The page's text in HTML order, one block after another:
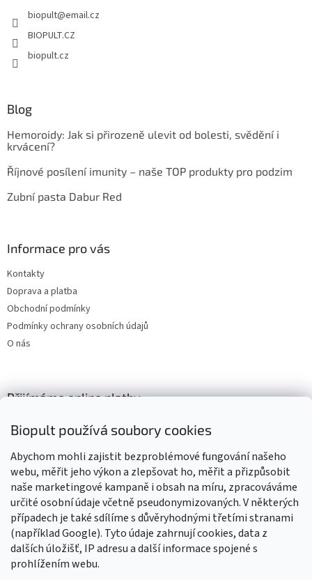
Biopult používá soubory cookies
Abychom mohli zajistit bezproblémové fungování našeho
webu, měřit jeho výkon a zlepšovat ho, měřit a přizpůsobit
naše marketingové kampaně i obsah na míru, zpracováváme
určité osobní údaje včetně pseudonymizovaných. V některých
případech je také sdílíme s důvěryhodnými třetími stranami
(například Google). Tyto údaje zahrnují cookies, data z
dalších úložišť, IP adresu a další informace spojené s
prohlížením webu.
biopult@email.cz
BIOPULT.CZ
biopult.cz
Blog
Hemoroidy: Jak si přirozeně ulevit od bolesti, svědění i
krvácení?
Říjnové posílení imunity – naše TOP produkty pro podzim
Zubní pasta Dabur Red
Informace pro vás
Kontakty
Doprava a platba
Obchodní podmínky
Podmínky ochrany osobních údajů
O nás
Přijímáme online platby
Výrobky označené BIO jsou certifikované kontrolní organizací CZ-
BIO-003